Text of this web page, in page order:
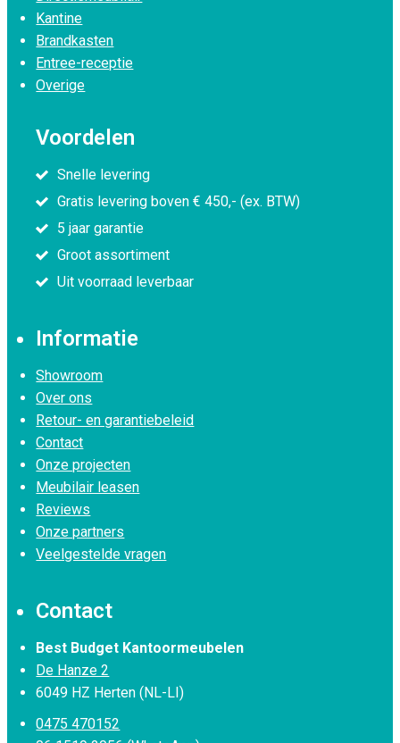
Kantine
Brandkasten
Entree-receptie
Overige
Voordelen
Snelle levering
Gratis levering boven € 450,- (ex. BTW)
5 jaar garantie
Groot assortiment
Uit voorraad leverbaar
Informatie
Showroom
Over ons
Retour- en garantiebeleid
Contact
Onze projecten
Meubilair leasen
Reviews
Onze partners
Veelgestelde vragen
Contact
Best Budget Kantoormeubelen
De Hanze 2
6049 HZ Herten (NL-LI)
0475 470152